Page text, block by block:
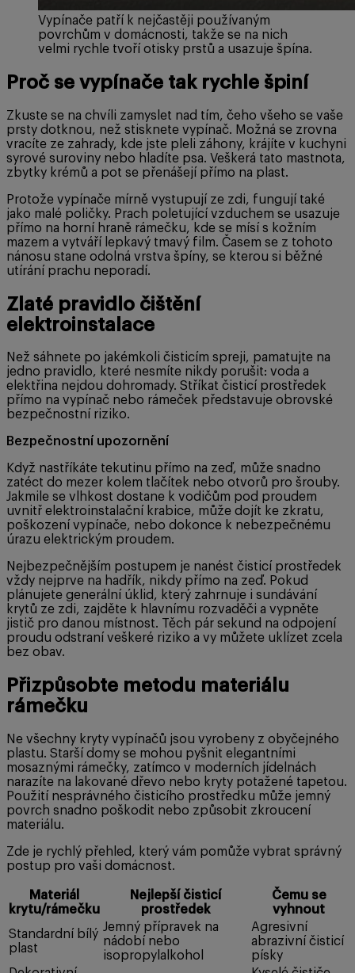
Vypínače patří k nejčastěji používaným
povrchům v domácnosti, takže se na nich
velmi rychle tvoří otisky prstů a usazuje špína.
Proč se vypínače tak rychle špiní
Zkuste se na chvíli zamyslet nad tím, čeho všeho se vaše
prsty dotknou, než stisknete vypínač. Možná se zrovna
vracíte ze zahrady, kde jste pleli záhony, krájíte v kuchyni
syrové suroviny nebo hladíte psa. Veškerá tato mastnota,
zbytky krémů a pot se přenášejí přímo na plast.
Protože vypínače mírně vystupují ze zdi, fungují také
jako malé poličky. Prach poletující vzduchem se usazuje
přímo na horní hraně rámečku, kde se mísí s kožním
mazem a vytváří lepkavý tmavý film. Časem se z tohoto
nánosu stane odolná vrstva špíny, se kterou si běžné
utírání prachu neporadí.
Zlaté pravidlo čištění
elektroinstalace
Než sáhnete po jakémkoli čisticím spreji, pamatujte na
jedno pravidlo, které nesmíte nikdy porušit: voda a
elektřina nejdou dohromady. Stříkat čisticí prostředek
přímo na vypínač nebo rámeček představuje obrovské
bezpečnostní riziko.
Bezpečnostní upozornění
Když nastříkáte tekutinu přímo na zeď, může snadno
zatéct do mezer kolem tlačítek nebo otvorů pro šrouby.
Jakmile se vlhkost dostane k vodičům pod proudem
uvnitř elektroinstalační krabice, může dojít ke zkratu,
poškození vypínače, nebo dokonce k nebezpečnému
úrazu elektrickým proudem.
Nejbezpečnějším postupem je nanést čisticí prostředek
vždy nejprve na hadřík, nikdy přímo na zeď. Pokud
plánujete generální úklid, který zahrnuje i sundávání
krytů ze zdi, zajděte k hlavnímu rozvaděči a vypněte
jistič pro danou místnost. Těch pár sekund na odpojení
proudu odstraní veškeré riziko a vy můžete uklízet zcela
bez obav.
Přizpůsobte metodu materiálu
rámečku
Ne všechny kryty vypínačů jsou vyrobeny z obyčejného
plastu. Starší domy se mohou pyšnit elegantními
mosaznými rámečky, zatímco v moderních jídelnách
narazíte na lakované dřevo nebo kryty potažené tapetou.
Použití nesprávného čisticího prostředku může jemný
povrch snadno poškodit nebo způsobit zkroucení
materiálu.
Zde je rychlý přehled, který vám pomůže vybrat správný
postup pro vaši domácnost.
Materiál
krytu/rámečku
Nejlepší čisticí
prostředek
Čemu se
vyhnout
Standardní bílý
plast
Jemný přípravek na
nádobí nebo
isopropylalkohol
Agresivní
abrazivní čisticí
písky